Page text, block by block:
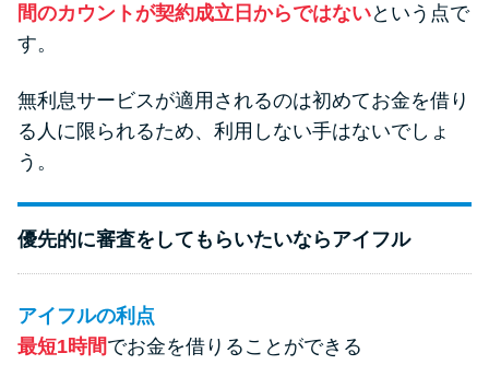
間のカウントが契約成立日からではないという点で
す。
無利息サービスが適用されるのは初めてお金を借り
る人に限られるため、利用しない手はないでしょ
う。
優先的に審査をしてもらいたいならアイフル
アイフルの利点
最短1時間でお金を借りることができる